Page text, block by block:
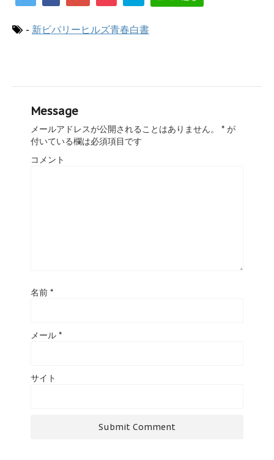
- 新ビバリーヒルズ青春白書
Message
メールアドレスが公開されることはありません。 * が
付いている欄は必須項目です
コメント
名前 *
メール *
サイト